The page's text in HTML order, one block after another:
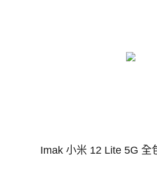
Imak 小米 12 Lite 5G 全